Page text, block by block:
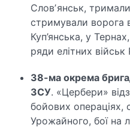
Словʼянськ,
стримували ворога
Куп’янська, у
ряди елітних
38-ма окрема
ЗСУ. «Цербери»
бойових операціях,
Урожайного, бої на